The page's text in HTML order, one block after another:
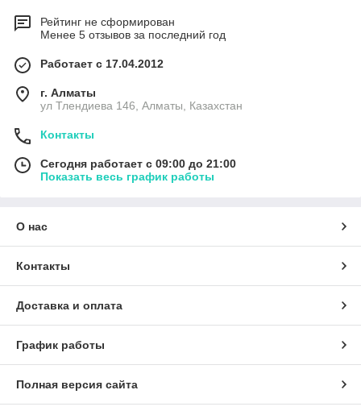
Рейтинг не сформирован
Менее 5 отзывов за последний год
Работает с 17.04.2012
г. Алматы
ул Тлендиева 146, Алматы, Казахстан
Контакты
Сегодня работает с 09:00 до 21:00
Показать весь график работы
О нас
Контакты
Доставка и оплата
График работы
Полная версия сайта